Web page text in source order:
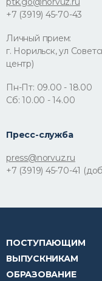
+7 (3919) 45-70-43
Личный прием:
г. Норильск, ул
центр)
Пн-Пт: 09.00 - 18.00
Сб: 10.00 - 14.00
Пресс-служба
press@norvuz.ru
+7 (3919) 45-70-41
ПОСТУПАЮЩИМ
ВЫПУСКНИКАМ
ОБРАЗОВАНИЕ